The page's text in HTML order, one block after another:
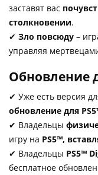
заставят вас
столкновении.
✔ Зло повсюду –
управляя
Обновление
✔ Уже есть версия
обновление для
✔ Владельцы
игру на PS5™,
✔ Владельцы PS5™
бесплатное